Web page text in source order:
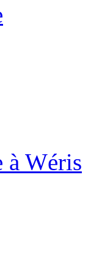
à Wéris